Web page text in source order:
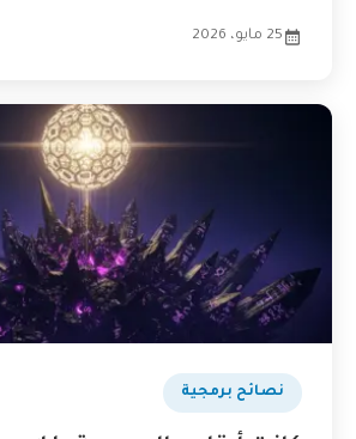
25 مايو، 2026
نصائح برمجية